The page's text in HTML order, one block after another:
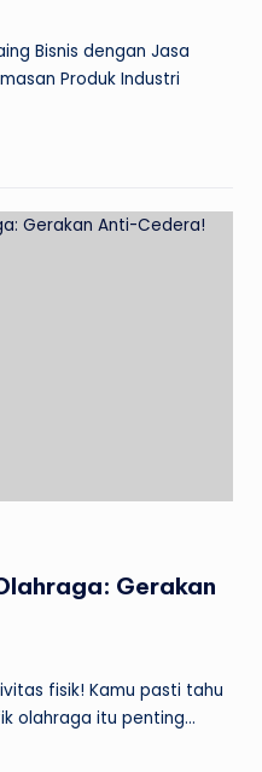
Bisnis dengan Jasa
Produk Industri
Gerakan
fisik! Kamu pasti tahu
olahraga itu penting…